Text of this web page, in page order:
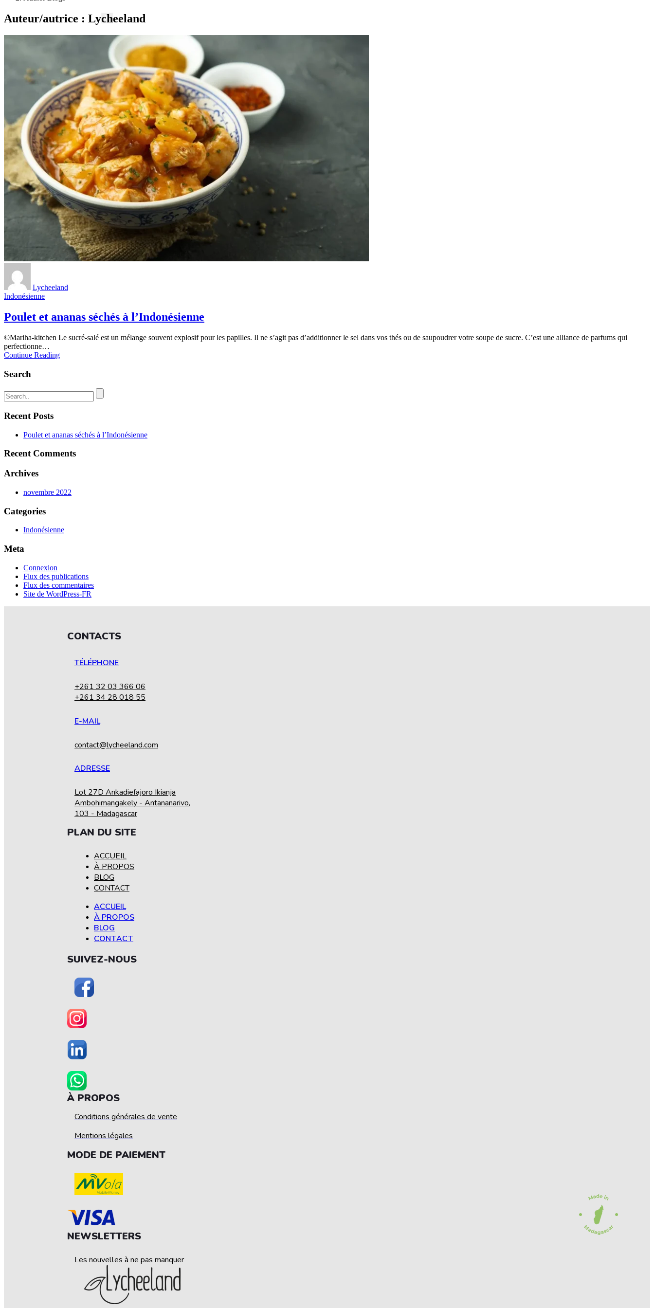
X
Auteur/autrice : Lycheeland
Lycheeland
Indonésienne
Poulet et ananas séchés à l’Indonésienne
©️Mariha-kitchen Le sucré-salé est un mélange souvent explosif pour les papilles. Il ne s’agit pas d’additionner le sel dans vos thés ou de saupoudrer votre soupe de sucre. C’est une alliance de parfums qui
perfectionne…
Continue Reading
Search
Recent Posts
Poulet et ananas séchés à l’Indonésienne
Recent Comments
Archives
novembre 2022
Categories
Indonésienne
Meta
Connexion
Flux des publications
Flux des commentaires
Site de WordPress-FR
CONTACTS
TÉLÉPHONE
+261 32 03 366 06
+261 34 28 018 55
E-MAIL
contact@lycheeland.com
ADRESSE
Lot 27D Ankadiefajoro Ikianja
Ambohimangakely - Antananarivo,
103 - Madagascar
PLAN DU SITE
ACCUEIL
À PROPOS
BLOG
CONTACT
ACCUEIL
À PROPOS
BLOG
CONTACT
SUIVEZ-NOUS
À PROPOS
Conditions générales de vente
Mentions légales
MODE DE PAIEMENT
NEWSLETTERS
Les nouvelles à ne pas manquer